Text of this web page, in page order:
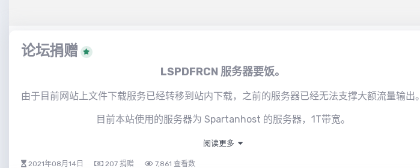
论坛捐赠
LSPDFRCN 服务器要饭。
由于目前网站上文件下载服务已经转移到站内下载，之前的服务器已经无法支撑大额流量输出。
目前本站使用的服务器为 Spartanhost 的服务器，1T带宽。
如有异议，可以私信 @SOUL
阅读更多
2021年08月14日 207 捐赠 7,861 查看数